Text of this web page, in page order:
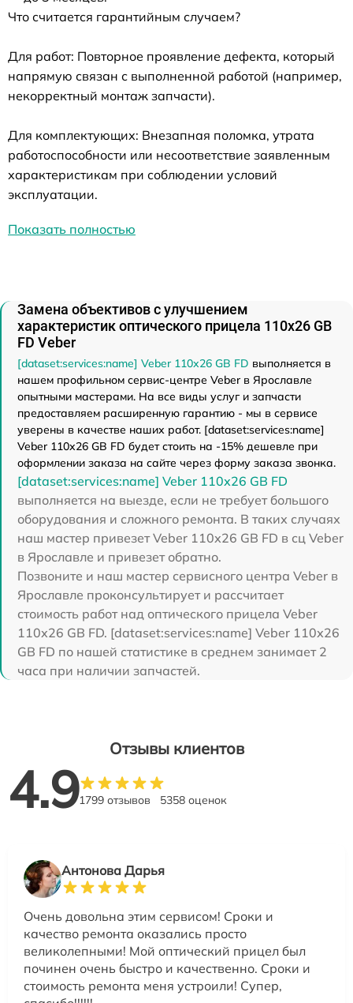
Что считается гарантийным случаем?
Для работ: Повторное проявление дефекта, который
напрямую связан с выполненной работой (например,
некорректный монтаж запчасти).
Для комплектующих: Внезапная поломка, утрата
работоспособности или несоответствие заявленным
характеристикам при соблюдении условий
эксплуатации.
Показать полностью
Замена объективов с улучшением
характеристик оптического прицела 110х26 GB
FD Veber
[dataset:services:name] Veber 110х26 GB FD выполняется в
нашем профильном сервис-центре Veber в Ярославле
опытными мастерами. На все виды услуг и запчасти
предоставляем расширенную гарантию - мы в сервисе
уверены в качестве наших работ. [dataset:services:name]
Veber 110х26 GB FD будет стоить на -15% дешевле при
оформлении заказа на сайте через форму заказа звонка.
[dataset:services:name] Veber 110х26 GB FD
выполняется на выезде, если не требует большого
оборудования и сложного ремонта. В таких случаях
наш мастер привезет Veber 110х26 GB FD в сц Veber
в Ярославле и привезет обратно.
Позвоните и наш мастер сервисного центра Veber в
Ярославле проконсультирует и рассчитает
стоимость работ над оптического прицела Veber
110х26 GB FD. [dataset:services:name] Veber 110х26
GB FD по нашей статистике в среднем занимает 2
часа при наличии запчастей.
Отзывы клиентов
4.91799 отзывов 5358 оценок
Антонова Дарья
Очень довольна этим сервисом! Сроки и
качество ремонта оказались просто
великолепными! Мой оптический прицел был
починен очень быстро и качественно. Сроки и
стоимость ремонта меня устроили! Супер,